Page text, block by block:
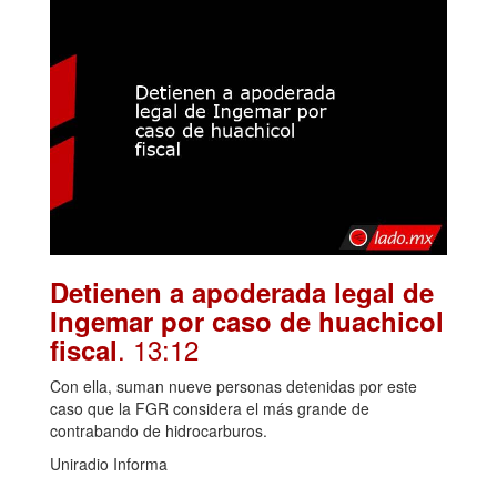
Detienen a apoderada legal de
Ingemar por caso de huachicol
fiscal. 13:12
Con ella, suman nueve personas detenidas por este
caso que la FGR considera el más grande de
contrabando de hidrocarburos.
Uniradio Informa